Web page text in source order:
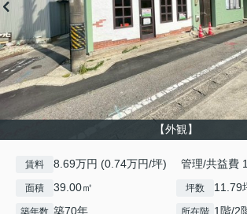
【外観】
賃料 8.69万円 (0.74万円/坪) 管理/共益費
面積 39.00㎡ 坪数 11.79
築70年 1階/2